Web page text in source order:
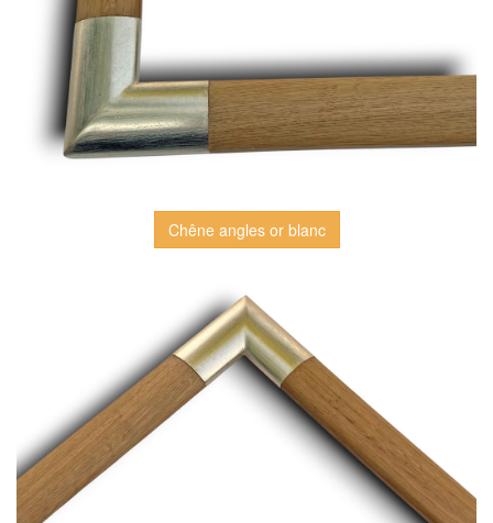
Chêne angles or blanc